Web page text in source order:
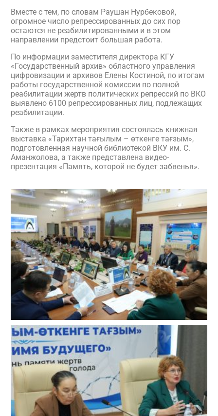
Вместе с тем, по словам Раушан Нурбековой,
огромное число репрессированных до сих пор
остаются не реабилитированными и в этом
направлении предстоит большая работа.
По информации заместителя директора КГУ
«Государственный архив» областного управления
цифровизации и архивов Елены Костиной, по итогам
работы государственной комиссии по полной
реабилитации жертв политических репрессий по ВКО
выявлено 6100 репрессированных лиц, подлежащих
реабилитации.
Также в рамках мероприятия состоялась книжная
выставка «Тарихтан тағылым – өткенге тағзым»,
подготовленная научной библиотекой ВКУ им. С.
Аманжолова, а также представлена видео-
презентация «Память, которой не будет забвенья».